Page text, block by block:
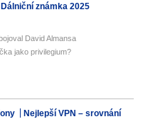
Dálniční známka 2025
David Almansa
jako privilegium?
Nejlepší VPN – srovnání